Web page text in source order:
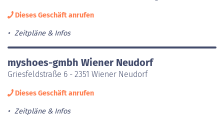
Dieses Geschäft anrufen
Zeitpläne & Infos
myshoes-gmbh Wiener Neudorf
Griesfeldstraße 6 - 2351 Wiener Neudorf
Dieses Geschäft anrufen
Zeitpläne & Infos